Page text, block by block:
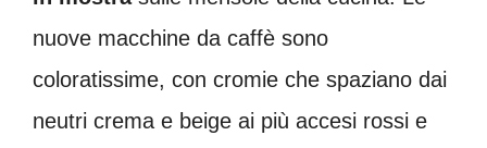
nuove macchine da caffè sono
coloratissime, con cromie che spaziano dai
neutri crema e beige ai più accesi rossi e